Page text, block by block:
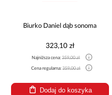
Biurko Daniel dąb sonoma
323,10 zł
Najniższa cena:359,00 zł
Cena regularna:359,00 zł
Dodaj do koszyka